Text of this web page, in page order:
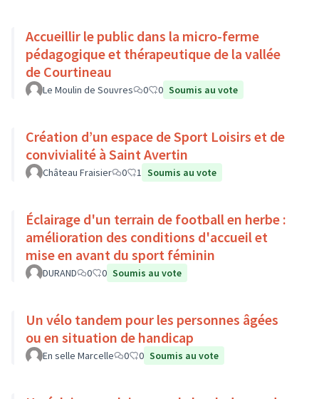
Accueillir le public dans la micro-ferme
pédagogique et thérapeutique de la vallée
de Courtineau
Le Moulin de Souvres 0 0 Soumis au vote
Création d’un espace de Sport Loisirs et de
convivialité à Saint Avertin
Château Fraisier 0 1 Soumis au vote
Éclairage d'un terrain de football en herbe :
amélioration des conditions d'accueil et
mise en avant du sport féminin
DURAND 0 0 Soumis au vote
Un vélo tandem pour les personnes âgées
ou en situation de handicap
En selle Marcelle 0 0 Soumis au vote